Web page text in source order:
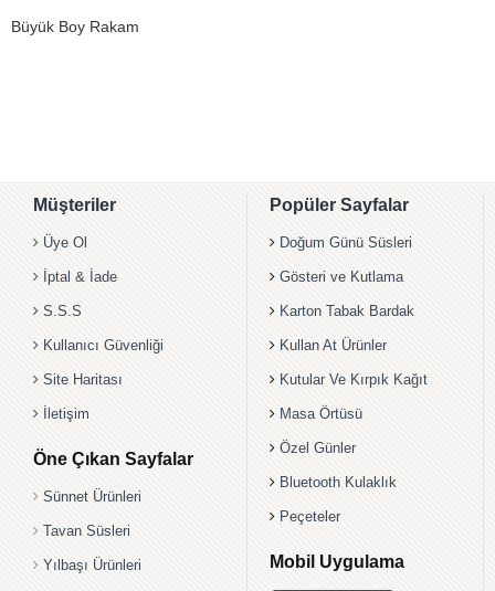
Büyük Boy Rakam
Müşteriler
Üye Ol
İptal & İade
S.S.S
Kullanıcı Güvenliği
Site Haritası
İletişim
Öne Çıkan Sayfalar
Sünnet Ürünleri
Tavan Süsleri
Yılbaşı Ürünleri
Popüler Sayfalar
Doğum Günü Süsleri
Gösteri ve Kutlama
Karton Tabak Bardak
Kullan At Ürünler
Kutular Ve Kırpık Kağıt
Masa Örtüsü
Özel Günler
Bluetooth Kulaklık
Peçeteler
Mobil Uygulama